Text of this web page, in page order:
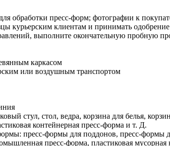
обработки пресс-форм; фотографии к
курьерским клиентам и принимать одобрение
выполните окончательную пробную
каркасом
или воздушным транспортом
стул, стол, ведра, корзина для белья,
контейнерная пресс-форма и т. Д.
пресс-формы для поддонов, пресс-формы
пресс-форма, пластиковая мусорная